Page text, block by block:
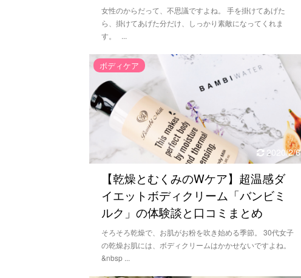
女性のからだって、不思議ですよね。 手を掛けてあげた
ら、掛けてあげた分だけ、しっかり素敵になってくれま
す。 ...
2020/2/6
ボディケア
【乾燥とむくみのWケア】超温感ダ
イエットボディクリーム「バンビミ
ルク」の体験談と口コミまとめ
そろそろ乾燥で、お肌がお粉を吹き始める季節。 30代女子
の乾燥お肌には、ボディクリームはかかせないですよね。
&nbsp ...